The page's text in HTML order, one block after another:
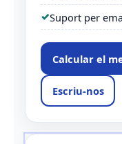
Suport per
Calcular el
Escriu-nos